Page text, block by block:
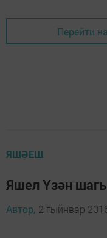
Перейти
ЯШӘЕШ
Яшел Үзән
Автор, 2 гыйнвар